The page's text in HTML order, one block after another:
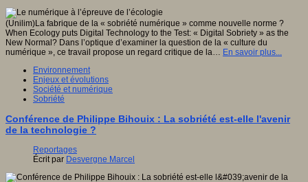
(Unilim)La fabrique de la « sobriété numérique » comme nouvelle norme ?
When Ecology puts Digital Technology to the Test: « Digital Sobriety » as the
New Normal? Dans l’optique d’examiner la question de la « culture du
numérique », ce travail propose un regard critique de la… En savoir plus...
Environnement
Enjeux et évolutions
Société et numérique
Sobriété
Conférence de Philippe Bihouix : La sobriété est-elle l'avenir
de la technologie ?
Reportages
Écrit par Desvergne Marcel